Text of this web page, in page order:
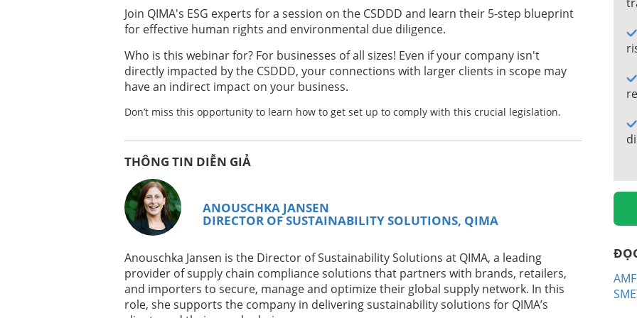
3 PROVEN STRATEGIES TO BUILD SUPPLIER TRUST AND REDUCE COSTS IN
2025
Xem Ngay Theo Yêu Cầu
RASTREABILIDADE E CERTIFICACOES NAS CADEIAS PRODUTIVAS DE
Xem Ngay Theo Yêu Cầu
ORGANIC CERTIFICATION 101: YOUR STEP-BY-STEP GUIDE TO CROP
Xem Ngay Theo Yêu Cầu ES
BRCGS EMPAQUE EDICIÓN 7: CAMBIOS ESENCIALES
Xem Ngay Theo Yêu Cầu DE
UMSETZUNG DER EU-BATTERIEVERORDNUNG: HERAUSFORDERUNGEN UND
CHANCEN
Join QIMA's ESG experts for a session on the CSDDD and learn their 5-step blueprint
for effective human rights and environmental due diligence.
Who is this webinar for? For businesses of all sizes! Even if your company isn't
directly impacted by the CSDDD, your connections with larger clients in scope may
have an indirect impact on your business.
Don’t miss this opportunity to learn how to get set up to comply with this crucial legislation.
THÔNG TIN DIỄN GIẢ
ANOUSCHKA JANSEN
DIRECTOR OF SUSTAINABILITY SOLUTIONS, QIMA
Anouschka Jansen is the Director of Sustainability Solutions at QIMA, a leading
provider of supply chain compliance solutions that partners with brands, retailers,
and importers to secure, manage and optimize their global supply network. In this
role, she supports the company in delivering sustainability solutions for QIMA’s